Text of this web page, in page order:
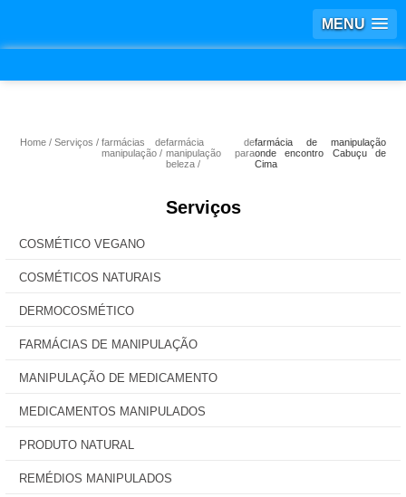
MENU
Home Serviços
farmácias de
manipulação
farmácia de
manipulação para
beleza
farmácia de manipulação
onde encontro Cabuçu de
Cima
Serviços
COSMÉTICO VEGANO
COSMÉTICOS NATURAIS
DERMOCOSMÉTICO
FARMÁCIAS DE MANIPULAÇÃO
MANIPULAÇÃO DE MEDICAMENTO
MEDICAMENTOS MANIPULADOS
PRODUTO NATURAL
REMÉDIOS MANIPULADOS